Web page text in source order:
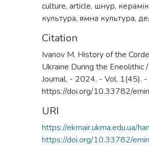
culture, article, шнур,
культура, ямна культура,
Citation
Ivanov M. History of the
Ukraine During the Eneolithic
Journal. - 2024. - Vol. 1(45).
https://doi.org/10.33782/
URI
https://ekmair.ukma.edu.ua/
https://doi.org/10.33782/